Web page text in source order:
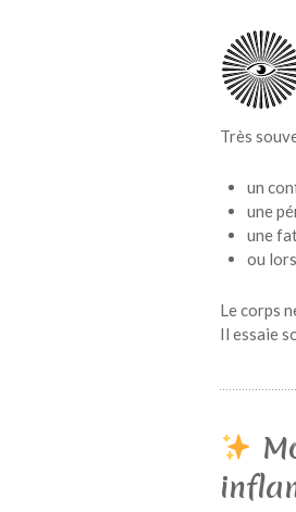
Très
un
une
une
ou
Le corps
Il essaie